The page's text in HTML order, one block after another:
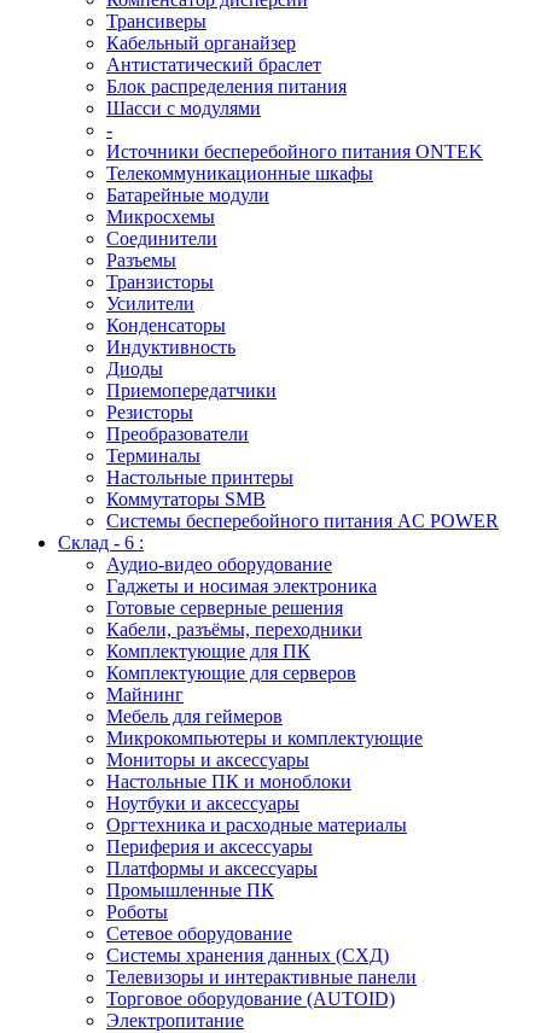
Трансиверы
Кабельный органайзер
Антистатический браслет
Блок распределения питания
Шасси с модулями
-
Источники бесперебойного питания ONTEK
Телекоммуникационные шкафы
Батарейные модули
Микросхемы
Соединители
Разъемы
Транзисторы
Усилители
Конденсаторы
Индуктивность
Диоды
Приемопередатчики
Резисторы
Преобразователи
Терминалы
Настольные принтеры
Коммутаторы SMB
Системы бесперебойного питания AC POWER
Склад - 6 :
Аудио-видео оборудование
Гаджеты и носимая электроника
Готовые серверные решения
Кабели, разъёмы, переходники
Комплектующие для ПК
Комплектующие для серверов
Майнинг
Мебель для геймеров
Микрокомпьютеры и комплектующие
Мониторы и аксессуары
Настольные ПК и моноблоки
Ноутбуки и аксессуары
Оргтехника и расходные материалы
Периферия и аксессуары
Платформы и аксессуары
Промышленные ПК
Роботы
Сетевое оборудование
Системы хранения данных (СХД)
Телевизоры и интерактивные панели
Торговое оборудование (AUTOID)
Электропитание